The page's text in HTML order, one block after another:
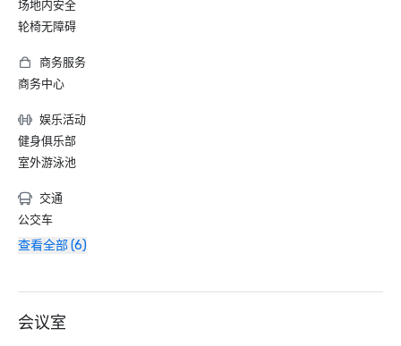
场地内安全
轮椅无障碍
商务服务
商务中心
娱乐活动
健身俱乐部
室外游泳池
交通
公交车
查看全部 (6)
会议室